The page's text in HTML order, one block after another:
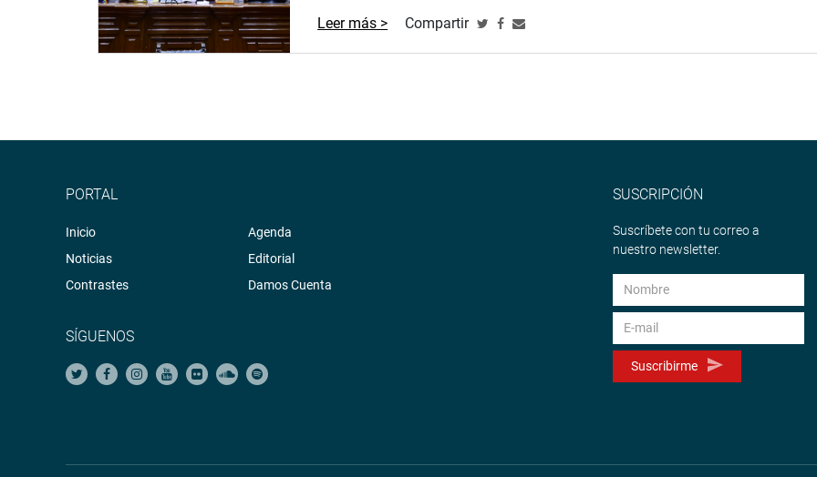
Leer más > Compartir
PORTAL
Inicio
Noticias
Contrastes
Agenda
Editorial
Damos Cuenta
SÍGUENOS
SUSCRIPCIÓN
Suscríbete con tu correo a
nuestro newsletter.
Suscribirme